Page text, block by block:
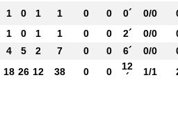
1 0 1 1 0 0 0´ 0/0
1 0 1 1 0 0 2´ 0/0
4 5 2 7 0 0 6´ 0/0
18 26 12 38 0 0
12
´
1/1